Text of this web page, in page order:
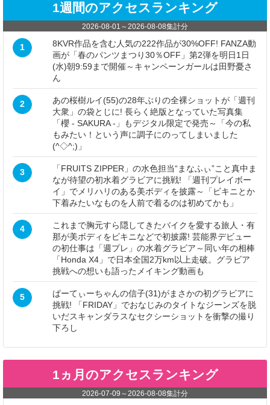
1週間のアクセスランキング
2026-08-01 ～2026-08-08集計分
1
8KVR作品を含む人気の222作品が30%OFF! FANZA動
画が「春のパンツまつり30％OFF」第2弾を明日1日
(水)朝9:59まで開催～キャンペーンガールは田野憂さ
ん
2
あの桜樹ルイ(55)の28年ぶりの全裸ショットが「週刊
大衆」の袋とじに! 長らく絶版となっていた写真集
「櫻 - SAKURA -」もデジタル限定で発売～「今の私
もみたい！という声に調子にのってしまいました
(^◇^;)」
3
「FRUITS ZIPPER」の水色担当“まなふぃ”こと真中ま
なが待望の初水着グラビアに挑戦! 「週刊プレイボー
イ」でメリハリのある美ボディを披露～「ビキニとか
下着みたいなものを人前で着るのは初めてかも」
4
これまで胸元すら隠してきたバイクを愛する旅人・有
那が美ボディをビキニなどで初披露! 芸能界デビュー
の初仕事は「週プレ」の水着グラビア～同い年の相棒
「Honda X4」で日本全国2万km以上走破。グラビア
挑戦への想いも語ったメイキング動画も
5
ぱーてぃーちゃんの信子(31)がまさかの初グラビアに
挑戦! 「FRIDAY」でおなじみのタイトなジーンズを脱
いだスキャンダラスなセクシーショットを衝撃の撮り
下ろし
1ヵ月のアクセスランキング
2026-07-09 ～2026-08-08集計分